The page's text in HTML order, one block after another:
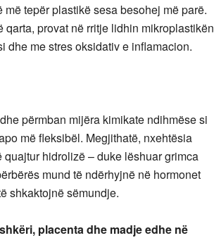
tepër plastikë sesa besohej më parë.
provat në rritje lidhin mikroplastikën
dhe me stres oksidativ e inflamacion.
përmban mijëra kimikate ndihmëse si
më fleksibël. Megjithatë, nxehtësia
hidrolizë – duke lëshuar grimca
mund të ndërhyjnë në hormonet
shkaktojnë sëmundje.
placenta dhe madje edhe në